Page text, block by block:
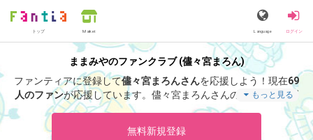
トップ Market Language ログイン
ままみやのファンクラブ (儘々宮まろん)
ファンティアに登録して儘々宮まろんさんを応援しよう！ 現在69
人のファンが応援しています。 儘々宮まろんさんのファンクラブ
「
儘々宮まろん」では、「活動休止について」などの特別なコン
もっと見る
無料新規登録